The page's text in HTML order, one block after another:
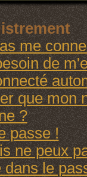
me
de
que mon
?
passe !
ne peux
le